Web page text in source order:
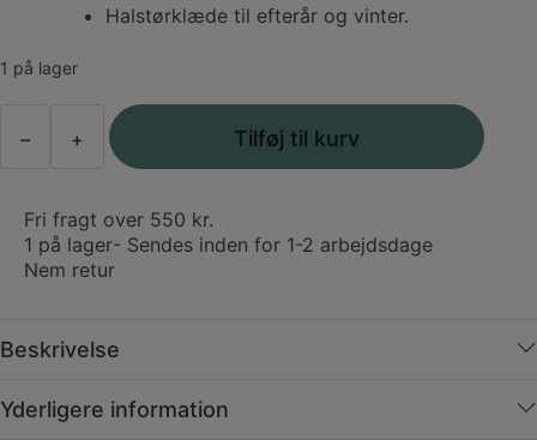
Halstørklæde til efterår og vinter.
1 på lager
–
og
Shiny
Bomber
antal
+ Tilføj til kurv
Fri fragt over 550 kr.
1 på lager- Sendes inden for 1-2 arbejdsdage
Nem retur
Beskrivelse
Yderligere information